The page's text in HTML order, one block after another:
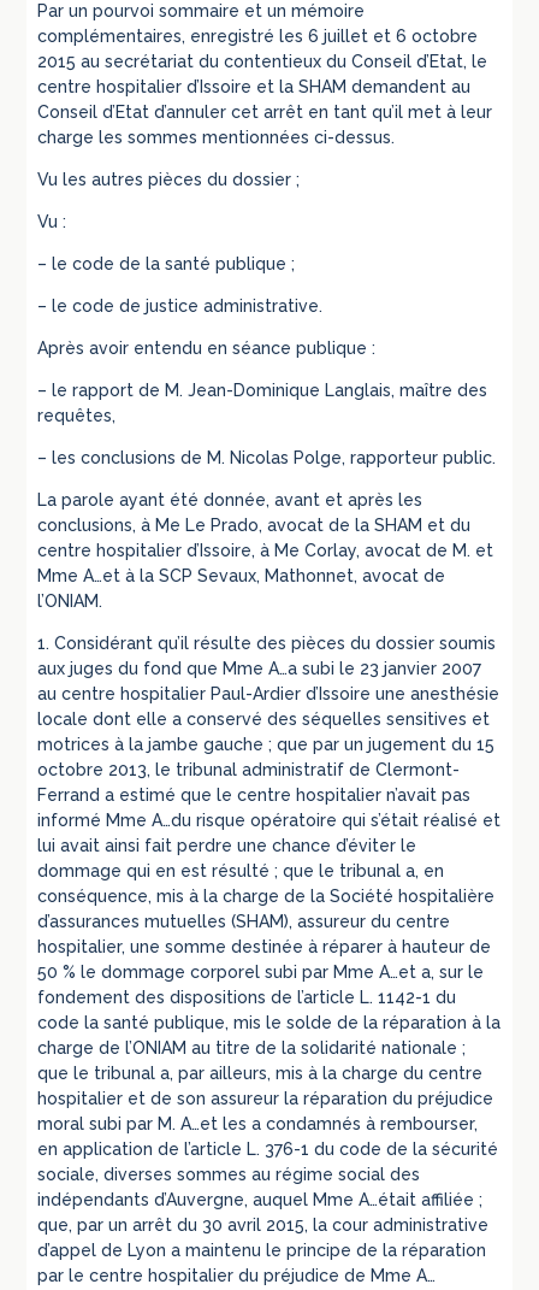
Par un pourvoi sommaire et un mémoire
complémentaires, enregistré les 6 juillet et 6 octobre
2015 au secrétariat du contentieux du Conseil d’Etat, le
centre hospitalier d’Issoire et la SHAM demandent au
Conseil d’Etat d’annuler cet arrêt en tant qu’il met à leur
charge les sommes mentionnées ci-dessus.
Vu les autres pièces du dossier ;
Vu :
– le code de la santé publique ;
– le code de justice administrative.
Après avoir entendu en séance publique :
– le rapport de M. Jean-Dominique Langlais, maître des
requêtes,
– les conclusions de M. Nicolas Polge, rapporteur public.
La parole ayant été donnée, avant et après les
conclusions, à Me Le Prado, avocat de la SHAM et du
centre hospitalier d’Issoire, à Me Corlay, avocat de M. et
Mme A…et à la SCP Sevaux, Mathonnet, avocat de
l’ONIAM.
1. Considérant qu’il résulte des pièces du dossier soumis
aux juges du fond que Mme A…a subi le 23 janvier 2007
au centre hospitalier Paul-Ardier d’Issoire une anesthésie
locale dont elle a conservé des séquelles sensitives et
motrices à la jambe gauche ; que par un jugement du 15
octobre 2013, le tribunal administratif de Clermont-
Ferrand a estimé que le centre hospitalier n’avait pas
informé Mme A…du risque opératoire qui s’était réalisé et
lui avait ainsi fait perdre une chance d’éviter le
dommage qui en est résulté ; que le tribunal a, en
conséquence, mis à la charge de la Société hospitalière
d’assurances mutuelles (SHAM), assureur du centre
hospitalier, une somme destinée à réparer à hauteur de
50 % le dommage corporel subi par Mme A…et a, sur le
fondement des dispositions de l’article L. 1142-1 du
code la santé publique, mis le solde de la réparation à la
charge de l’ONIAM au titre de la solidarité nationale ;
que le tribunal a, par ailleurs, mis à la charge du centre
hospitalier et de son assureur la réparation du préjudice
moral subi par M. A…et les a condamnés à rembourser,
en application de l’article L. 376-1 du code de la sécurité
sociale, diverses sommes au régime social des
indépendants d’Auvergne, auquel Mme A…était affiliée ;
que, par un arrêt du 30 avril 2015, la cour administrative
d’appel de Lyon a maintenu le principe de la réparation
par le centre hospitalier du préjudice de Mme A…